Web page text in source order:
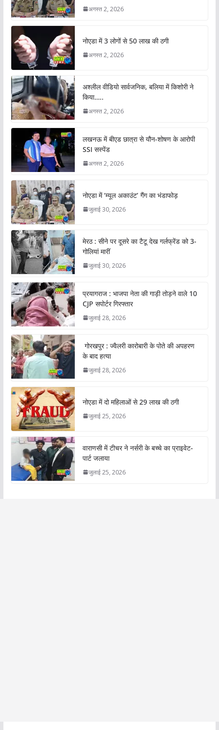
अगस्त 2, 2026
नोएडा में 3 लोगों से 50 लाख की ठगी
अगस्त 2, 2026
अश्लील वीडियो सार्वजनिक, बलिया में किशोरी ने
किया…..
अगस्त 2, 2026
लखनऊ में बीएड छात्रा से यौन-शोषण के आरोपी
SSI सस्पेंड
अगस्त 2, 2026
नोएडा में ‘म्यूल अकाउंट’ गैंग का भंडाफोड़
जुलाई 30, 2026
मेरठ : सीने पर दूसरे का टैटू देख गर्लफ्रेंड को 3-
गोलियां मारीं
जुलाई 30, 2026
प्रयागराज : भाजपा नेता की गाड़ी तोड़ने वाले 10
CJP सपोर्टर गिरफ्तार
जुलाई 28, 2026
गोरखपुर : ज्वैलरी कारोबारी के पोते की अपहरण
के बाद हत्या
जुलाई 28, 2026
नोएडा में दो महिलाओं से 29 लाख की ठगी
जुलाई 25, 2026
वाराणसी में टीचर ने नर्सरी के बच्चे का प्राइवेट-
पार्ट जलाया
जुलाई 25, 2026